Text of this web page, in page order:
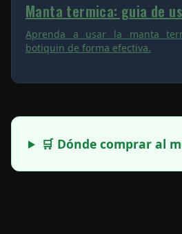
Manta termica: guia de
Aprenda a usar la manta
botiquin de forma efectiva.
🛒 Dónde comprar al